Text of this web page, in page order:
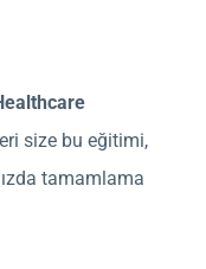
size bu eğitimi,
tamamlama